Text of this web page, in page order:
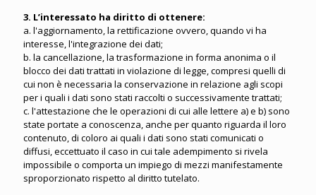
3. L’interessato ha diritto di ottenere:
a. l'aggiornamento, la rettificazione ovvero, quando vi ha
interesse, l'integrazione dei dati;
b. la cancellazione, la trasformazione in forma anonima o il
blocco dei dati trattati in violazione di legge, compresi quelli di
cui non è necessaria la conservazione in relazione agli scopi
per i quali i dati sono stati raccolti o successivamente trattati;
c. l'attestazione che le operazioni di cui alle lettere a) e b) sono
state portate a conoscenza, anche per quanto riguarda il loro
contenuto, di coloro ai quali i dati sono stati comunicati o
diffusi, eccettuato il caso in cui tale adempimento si rivela
impossibile o comporta un impiego di mezzi manifestamente
sproporzionato rispetto al diritto tutelato.